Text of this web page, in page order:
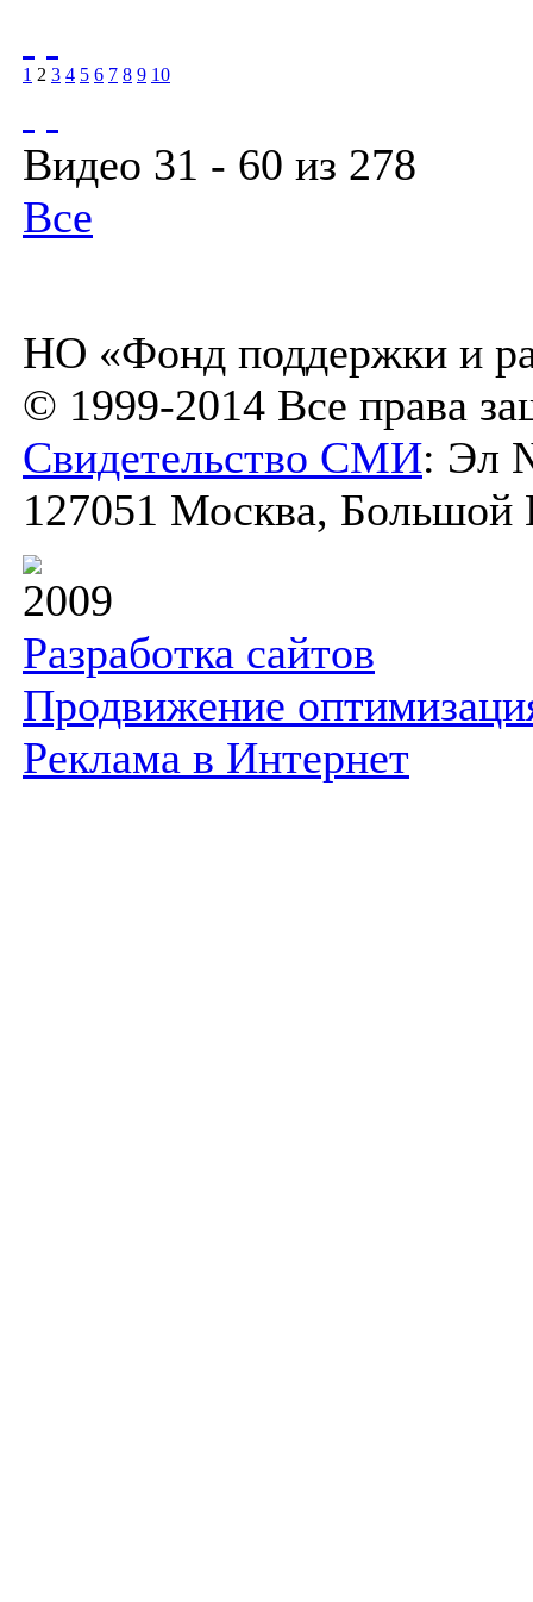
1 2 3 4 5 6 7 8 9 10
Видео 31 - 60 из 278
Все
НО «Фонд поддержки и
© 1999-2014 Все права
Свидетельство СМИ: Эл
127051 Москва, Большой
2009
Разработка сайтов
Продвижение
Реклама в Интернет